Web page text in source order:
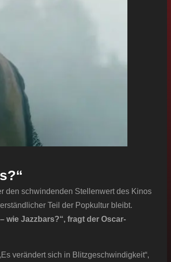
den schwindenden Stellenwert des Kinos
Teil der Popkultur bleibt.
wie Jazzbars?“, fragt der Oscar-
verändert sich in Blitzgeschwindigkeit“,